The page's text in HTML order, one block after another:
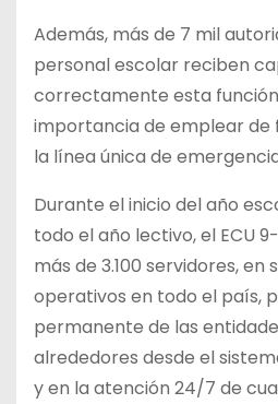
Además, más de 7 mil
personal escolar reciben
correctamente esta
importancia de emplear de
la línea única de
Durante el inicio del año
todo el año lectivo, el ECU
más de 3.100 servidores, en
operativos en todo el país,
permanente de las
alrededores desde el
y en la atención 24/7 de